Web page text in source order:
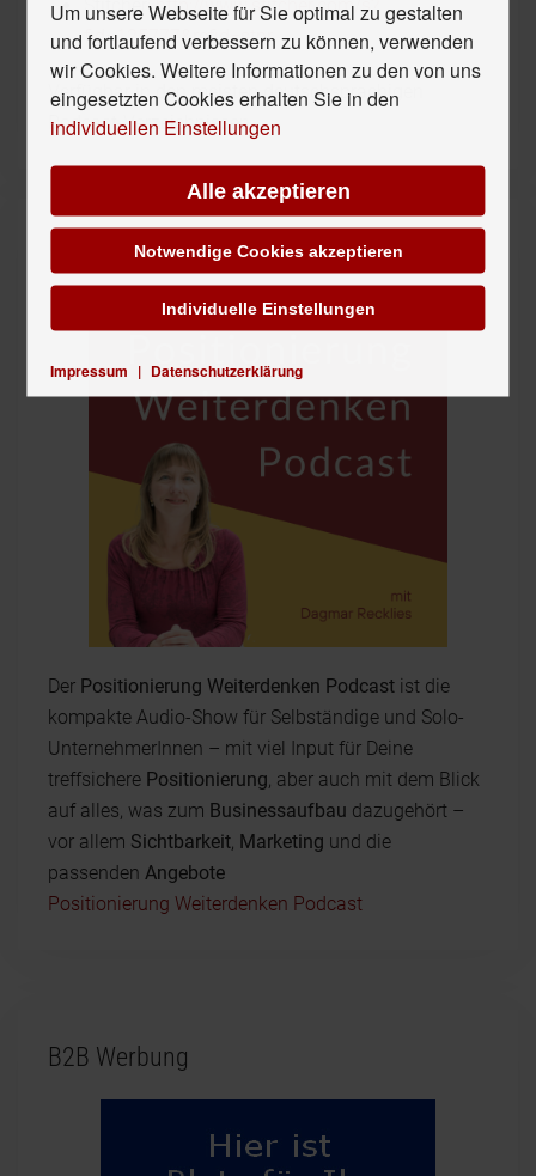
Stitcher:http://www.stitcher.com/s?
fid=125777&refid=stpr
Verfügbar in den meisten deutschsprachigen
Podcast-Verzeichnissen
Unser Hör-Tipp
Der Positionierung Weiterdenken Podcast ist die
kompakte Audio-Show für Selbständige und Solo-
UnternehmerInnen – mit viel Input für Deine
treffsichere Positionierung, aber auch mit dem Blick
auf alles, was zum Businessaufbau dazugehört –
vor allem Sichtbarkeit, Marketing und die
passenden Angebote
Positionierung Weiterdenken Podcast
B2B Werbung
Um unsere Webseite für Sie optimal zu gestalten
und fortlaufend verbessern zu können, verwenden
wir Cookies. Weitere Informationen zu den von uns
eingesetzten Cookies erhalten Sie in den
individuellen Einstellungen
Alle akzeptieren
Notwendige Cookies akzeptieren
Impressum | Datenschutzerklärung
Individuelle Einstellungen